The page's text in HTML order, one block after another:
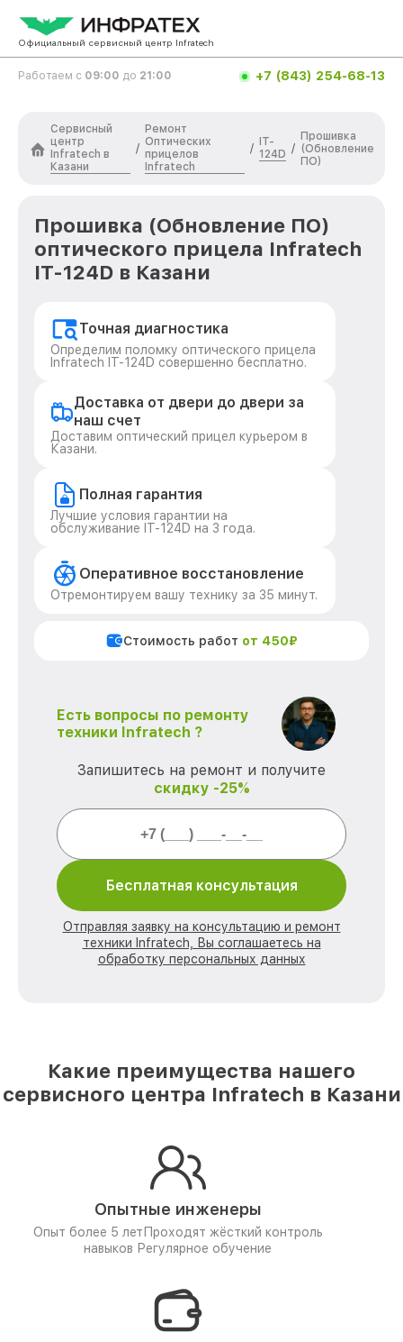
Официальный сервисный центр Infratech
Работаем с 09:00 до 21:00 +7 (843) 254-68-13
Сервисный
центр
Infratech в
Казани
/
Ремонт
Оптических
прицелов
Infratech
/
IT-
124D /
Прошивка
(Обновление
ПО)
Прошивка (Обновление ПО)
оптического прицела Infratech
IT-124D в Казани
Точная диагностика
Определим поломку оптического прицела
Infratech IT-124D совершенно бесплатно.
Доставка от двери до двери за
наш счет
Доставим оптический прицел курьером в
Казани.
Полная гарантия
Лучшие условия гарантии на
обслуживание IT-124D на 3 года.
Оперативное восстановление
Отремонтируем вашу технику за 35 минут.
Стоимость работ от 450₽
Есть вопросы по ремонту
техники Infratech ?
Запишитесь на ремонт и получите
скидку -25%
Бесплатная консультация
Отправляя заявку на консультацию и ремонт
техники Infratech, Вы соглашаетесь на
обработку персональных данных
Какие преимущества нашего
сервисного центра Infratech в Казани
Опытные инженеры
Опыт более 5 лет Проходят жёсткий контроль
навыков Регулярное обучение